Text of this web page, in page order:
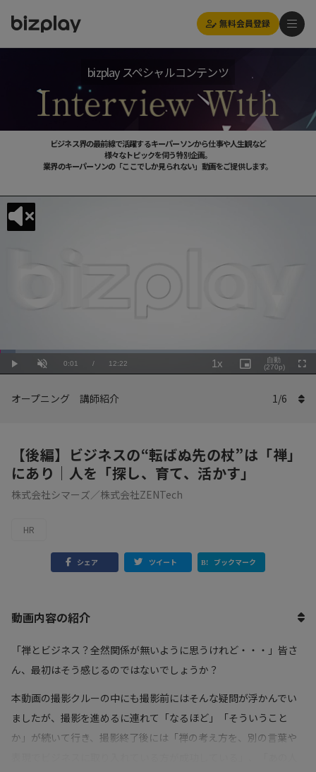
無料会員登録
bizplay スペシャルコンテンツ
ビジネス界の最前線で活躍するキーパーソンから仕事や人生観など
様々なトピックを伺う特別企画。
業界のキーパーソンの「ここでしか見られない」動画をご提供します。
Play UnmuteCurrent
0:01 / Duration
12:22
Loaded:
4.86%
1x
Rate
Picture-
in-
自動
(270p)
オープニング 講師紹介 1 /6
【後編】ビジネスの“転ばぬ先の杖”は「禅」
にあり｜人を「探し、育て、活かす」
株式会社シマーズ／株式会社ZENTech
HR
シェア ツイート ブックマーク
動画内容の紹介
「禅とビジネス？全然関係が無いように思うけれど・・・」皆さ
ん、最初はそう感じるのではないでしょうか？
本動画の撮影クルーの中にも撮影前にはそんな疑問が浮かんでい
ましたが、撮影を進めるに連れて「なるほど」「そういうこと
か」が続いて行き、撮影終了後には「禅の考え方を、別の言葉や